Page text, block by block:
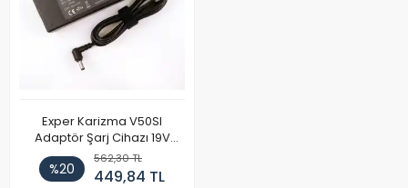
Exper Karizma V50SI
Adaptör Şarj Cihazı 19V
4.74A
%20
562,30 TL
449,84 TL